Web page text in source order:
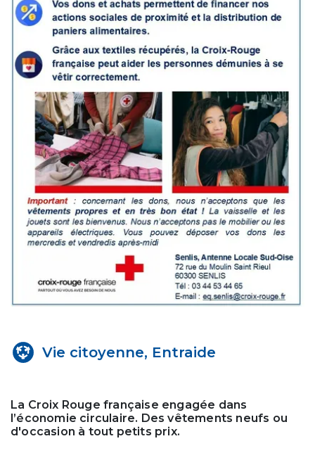
Vie citoyenne, Entraide
La Croix Rouge française engagée dans
l’économie circulaire. Des vêtements neufs ou
d'occasion à tout petits prix.